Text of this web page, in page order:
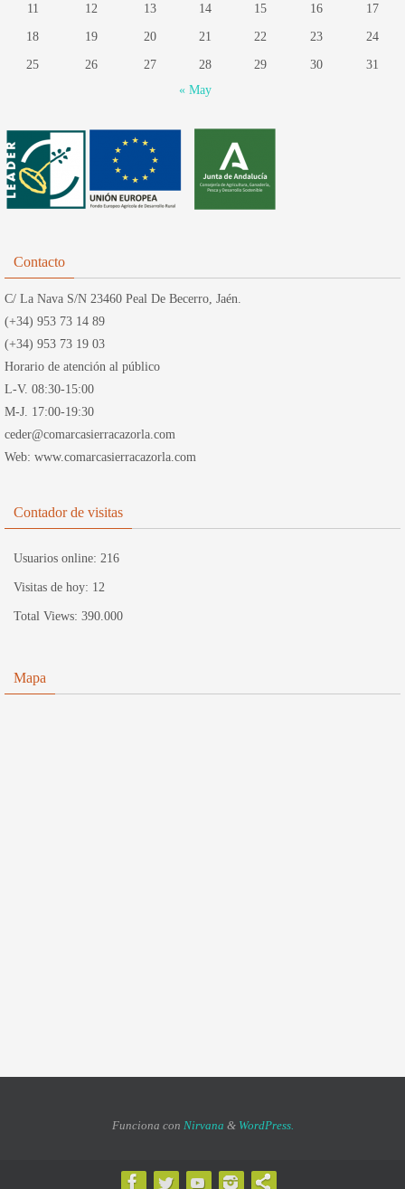
11 12 13 14 15 16 17
18 19 20 21 22 23 24
25 26 27 28 29 30
31
« May
Contacto
C/ La Nava S/N 23460 Peal De Becerro, Jaén.
(+34) 953 73 14 89
(+34) 953 73 19 03
Horario de atención al público
L-V. 08:30-15:00
M-J. 17:00-19:30
ceder@comarcasierracazorla.com
Web: www.comarcasierracazorla.com
Contador de visitas
Usuarios online: 216
Visitas de hoy: 12
Total Views: 390.000
Mapa
Funciona con Nirvana & WordPress.